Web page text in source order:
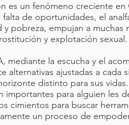
es un fenómeno creciente en
falta de oportunidades, el
y pobreza, empujan a muchas
y explotación sexual.
mediante la escucha y el
alternativas ajustadas a
distinto para sus
importantes para alguien les
cimientos para buscar
un proceso de